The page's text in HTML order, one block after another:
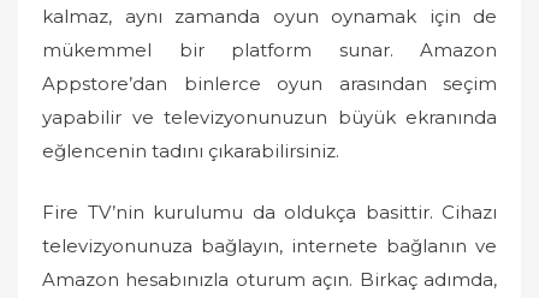
kalmaz, aynı zamanda oyun oynamak için de
mükemmel bir platform sunar. Amazon
Appstore’dan binlerce oyun arasından seçim
yapabilir ve televizyonunuzun büyük ekranında
eğlencenin tadını çıkarabilirsiniz.
Fire TV’nin kurulumu da oldukça basittir. Cihazı
televizyonunuza bağlayın, internete bağlanın ve
Amazon hesabınızla oturum açın. Birkaç adımda,